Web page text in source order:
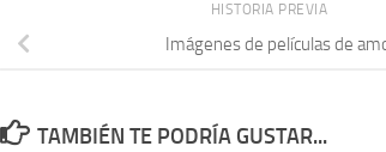
HISTORIA PREVIA
Imágenes de películas de
TAMBIÉN TE PODRÍA GUSTAR...